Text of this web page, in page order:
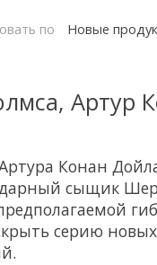
по Новые
Артур
Конан
сыщик
серию новых